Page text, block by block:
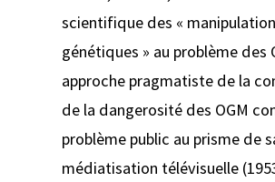
scientifique des «
génétiques » au problème des
approche pragmatiste de la
de la dangerosité des OGM
problème public au prisme de
médiatisation télévisuelle